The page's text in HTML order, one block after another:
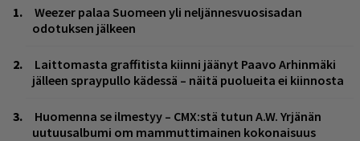
Weezer palaa Suomeen yli neljännesvuosisadan
odotuksen jälkeen
Laittomasta graffitista kiinni jäänyt Paavo Arhinmäki
jälleen spraypullo kädessä – näitä puolueita ei kiinnosta
Huomenna se ilmestyy – CMX:stä tutun A.W. Yrjänän
uutuusalbumi om mammuttimainen kokonaisuus